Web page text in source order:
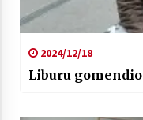
2024/12/18
Liburu